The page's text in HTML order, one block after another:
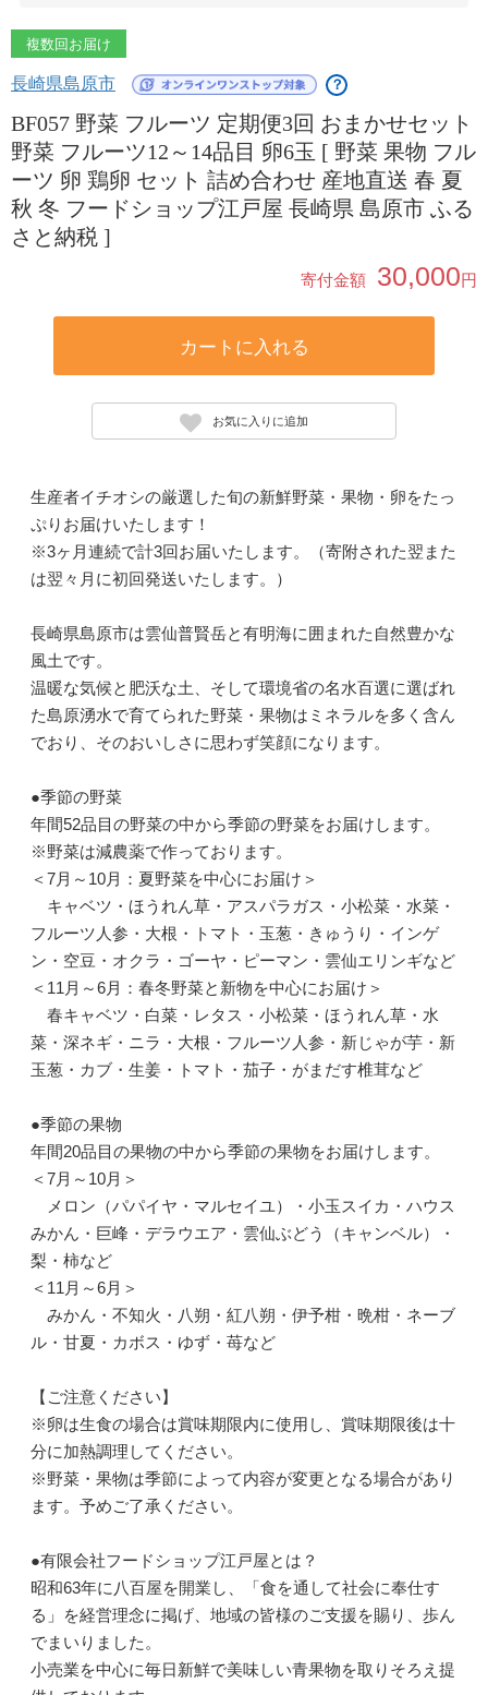
複数回お届け
長崎県島原市 ？
BF057 野菜 フルーツ 定期便3回 おまかせセット
野菜 フルーツ12～14品目 卵6玉 [ 野菜 果物 フル
ーツ 卵 鶏卵 セット 詰め合わせ 産地直送 春 夏
秋 冬 フードショップ江戸屋 長崎県 島原市 ふる
さと納税 ]
寄付金額 30,000円
カートに入れる
お気に入りに追加
生産者イチオシの厳選した旬の新鮮野菜・果物・卵をたっ
ぷりお届けいたします！
※3ヶ月連続で計3回お届いたします。（寄附された翌また
は翌々月に初回発送いたします。）
長崎県島原市は雲仙普賢岳と有明海に囲まれた自然豊かな
風土です。
温暖な気候と肥沃な土、そして環境省の名水百選に選ばれ
た島原湧水で育てられた野菜・果物はミネラルを多く含ん
でおり、そのおいしさに思わず笑顔になります。
●季節の野菜
年間52品目の野菜の中から季節の野菜をお届けします。
※野菜は減農薬で作っております。
＜7月～10月：夏野菜を中心にお届け＞
キャベツ・ほうれん草・アスパラガス・小松菜・水菜・
フルーツ人参・大根・トマト・玉葱・きゅうり・インゲ
ン・空豆・オクラ・ゴーヤ・ピーマン・雲仙エリンギなど
＜11月～6月：春冬野菜と新物を中心にお届け＞
春キャベツ・白菜・レタス・小松菜・ほうれん草・水
菜・深ネギ・ニラ・大根・フルーツ人参・新じゃが芋・新
玉葱・カブ・生姜・トマト・茄子・がまだす椎茸など
●季節の果物
年間20品目の果物の中から季節の果物をお届けします。
＜7月～10月＞
メロン（パパイヤ・マルセイユ）・小玉スイカ・ハウス
みかん・巨峰・デラウエア・雲仙ぶどう（キャンベル）・
梨・柿など
＜11月～6月＞
みかん・不知火・八朔・紅八朔・伊予柑・晩柑・ネーブ
ル・甘夏・カボス・ゆず・苺など
【ご注意ください】
※卵は生食の場合は賞味期限内に使用し、賞味期限後は十
分に加熱調理してください。
※野菜・果物は季節によって内容が変更となる場合があり
ます。予めご了承ください。
●有限会社フードショップ江戸屋とは？
昭和63年に八百屋を開業し、「食を通して社会に奉仕す
る」を経営理念に掲げ、地域の皆様のご支援を賜り、歩ん
でまいりました。
小売業を中心に毎日新鮮で美味しい青果物を取りそろえ提